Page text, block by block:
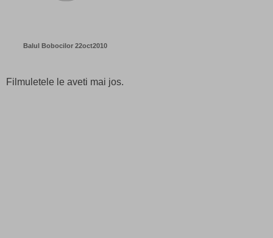
Balul Bobocilor 22oct2010
Filmuletele le aveti mai jos.